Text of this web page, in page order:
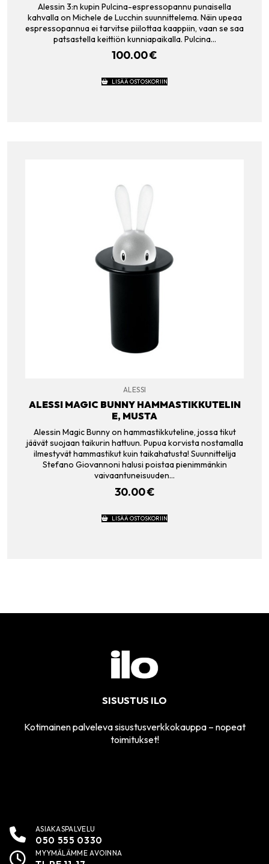
Alessin 3:n kupin Pulcina-espressopannu punaisella
kahvalla on Michele de Lucchin suunnittelema. Näin upeaa
espressopannua ei tarvitse piilottaa kaappiin, vaan se saa
patsastella keittiön kunniapaikalla. Pulcina…
100.00€
LISÄÄ OSTOSKORIIN
ALESSI
ALESSI MAGIC BUNNY HAMMASTIKKUTELIN
E, MUSTA
Alessin Magic Bunny on hammastikkuteline, jossa tikut
jäävät suojaan taikurin hattuun. Pupua korvista nostamalla
ilmestyvät hammastikut kuin taikahatusta! Suunnittelija
Stefano Giovannoni halusi poistaa pienimmänkin
vaivaantuneisuuden…
30.00€
LISÄÄ OSTOSKORIIN
SISUSTUS ILO
Kotimainen palveleva sisustusverkkokauppa – nopeat
toimitukset!
ASIAKASPALVELU
050 555 0330
MYYMÄLÄMME AVOINNA